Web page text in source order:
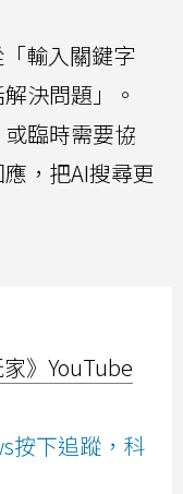
「輸入關鍵字
決問題」。
臨時需要協
，把AI搜尋更
》YouTube
按下追蹤，科